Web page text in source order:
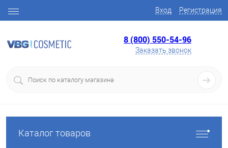
Вход Регистрация
8 (800) 550-54-96
Заказать звонок
Каталог товаров